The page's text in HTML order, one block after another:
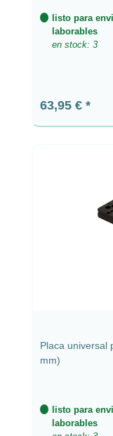
listo para
laborables
en stock: 3
Precio normal:
63,95 €
Placa universal
mm)
listo para
laborables